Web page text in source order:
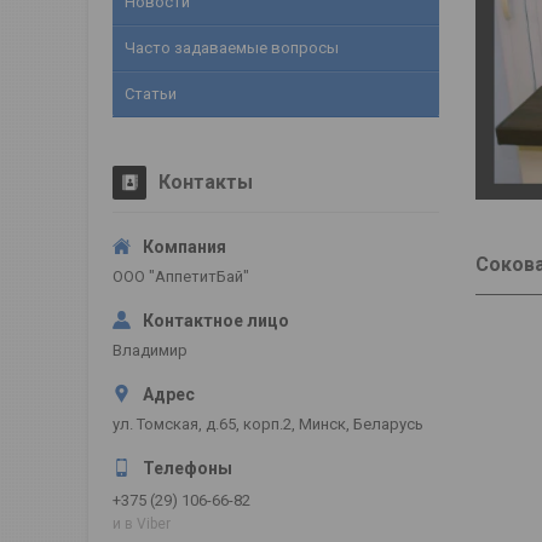
Часто задаваемые вопросы
Статьи
Контакты
ООО "АппетитБай"
Владимир
ул. Томская, д.65, корп.2, Минск, Беларусь
+375 (29) 106-66-82
и в Viber